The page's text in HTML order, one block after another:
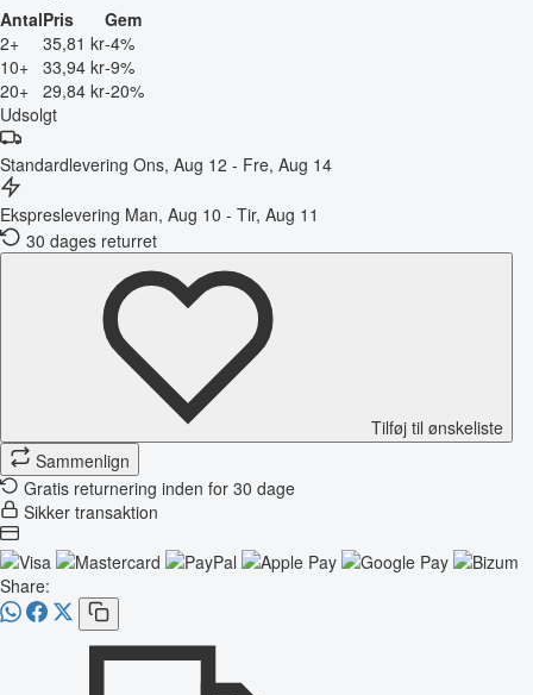
AntalPris
Gem
2+
35,81 kr-4%
10+ 33,94 kr-9%
20+ 29,84 kr-20%
Udsolgt
Standardlevering Ons, Aug 12 - Fre, Aug 14
Ekspreslevering Man, Aug 10 - Tir, Aug 11
30 dages returret
Tilføj til ønskeliste
Sammenlign
Gratis returnering inden for 30 dage
Sikker transaktion
Share: